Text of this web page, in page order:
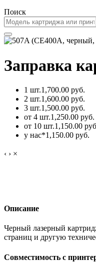
Поиск
Заправка
1 шт.1,700.00 руб.
2 шт.1,600.00 руб.
3 шт.1,500.00 руб.
от 4 шт.1,250.00 руб.
от 10 шт.1,150.00
у нас*1,150.00 руб.
‹ › ×
Описание
Черный лазерный
страниц и другую
Совместимость с